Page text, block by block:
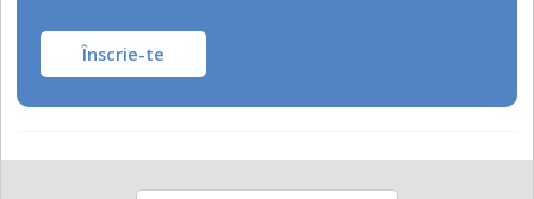
Înscrie-te